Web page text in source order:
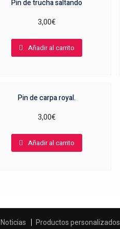
Pin de trucha saltando
3,00€
Añadir al carrito
Pin de carpa royal.
3,00€
Añadir al carrito
Noticias Productos personalizados